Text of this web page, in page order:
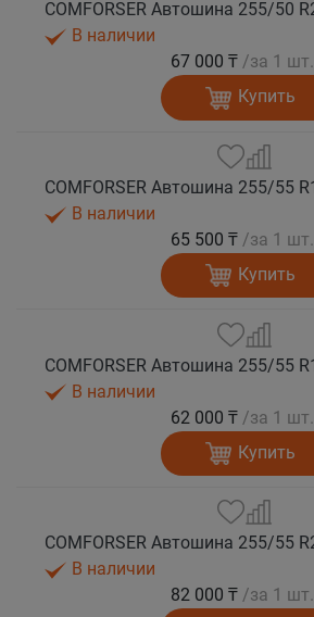
В наличии
67 000 ₸ /за 1 шт.
Купить
В наличии
65 500 ₸ /за 1 шт.
Купить
В наличии
62 000 ₸ /за 1 шт.
Купить
В наличии
82 000 ₸ /за 1 шт.